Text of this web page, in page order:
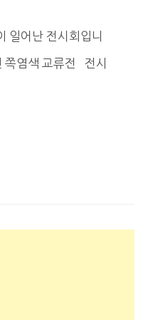
일어난 전시회입니
염색 교류전 전시